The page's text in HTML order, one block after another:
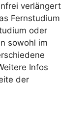
verlängert
Fernstudium
oder
sowohl im
Infos
der